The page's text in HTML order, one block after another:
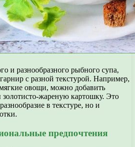
и разнообразного рыбного супа,
с разной текстурой. Например,
овощи, можно добавить
жареную картошку. Это
в текстуре, но и
предпочтения